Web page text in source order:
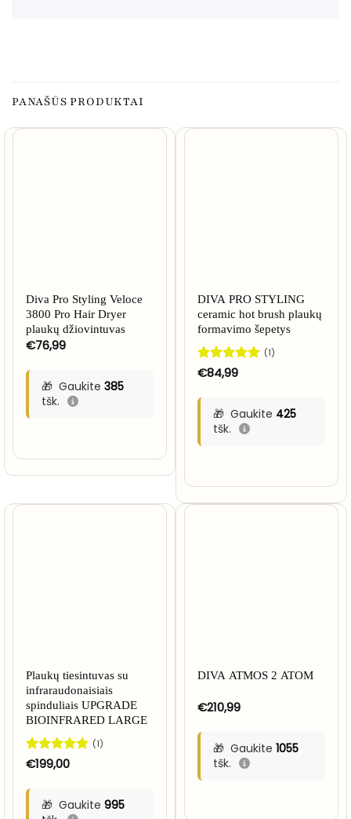
PANAŠŪS PRODUKTAI
Diva Pro Styling Veloce
3800 Pro Hair Dryer
plaukų džiovintuvas
€76,99
Gaukite 385
tšk.
DIVA PRO STYLING
ceramic hot brush plaukų
formavimo šepetys
Įvertinimas:
(1)
€84,99
Gaukite 425
tšk.
Plaukų tiesintuvas su
infraraudonaisiais
spinduliais UPGRADE
BIOINFRARED LARGE
Įvertinimas:
(1)
€199,00
Gaukite 995
DIVA ATMOS 2 ATOM
€210,99
Gaukite 1055
tšk.